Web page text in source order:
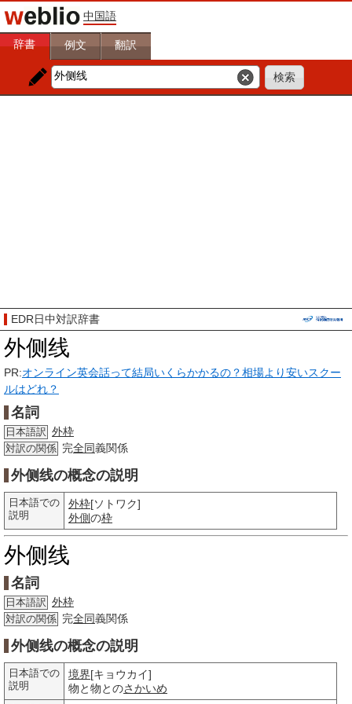
中国語
辞書 例文 翻訳
EDR日中対訳辞書
外侧线
PR:オンライン英会話って結局いくらかかるの？相場より安いスクー
ルはどれ？
名詞
日本語訳 外枠
対訳の関係 完全同義関係
外侧线の概念の説明
日本語での
説明
外枠[ソトワク]
外側の枠
外侧线
名詞
日本語訳 外枠
対訳の関係 完全同義関係
外侧线の概念の説明
日本語での
説明
境界[キョウカイ]
物と物とのさかいめ